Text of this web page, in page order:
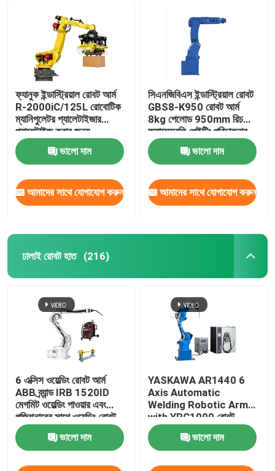
ফ্যানুক ইন্ডাস্ট্রিয়াল রোবট আর্ম
R-2000iC/125L রোবোটিক
ম্যানিপুলেটর প্যালেটাইজার
প্যালেটাইজ করার জন্য
ভালো দাম
আমাদের সাথে যোগাযোগ করুন
সিএনজিবিএস ইন্ডাস্ট্রিয়াল রোবট
GBS8-K950 রোবট আর্ম
8kg পেলোড 950mm রিচ
অ্যাসেম্বলি পেইন্টিং পরিচালনার
জন্য
ভালো দাম
আমাদের সাথে যোগাযোগ করুন
ঢালাই রোবট হাত (216)
6 এক্সিস ওয়েল্ডিং রোবট আর্ম
ABB ব্র্যান্ড IRB 1520ID
মেগমিট ওয়েল্ডিং পাওয়ার এবং
পজিশনারের সাথে ওয়েল্ডিং রোবট
ভালো দাম
YASKAWA AR1440 6
Axis Automatic
Welding Robotic Arm
with YRC1000 রোবট
কন্ট্রোলার আর্ক ওয়েল্ডিং রোবট
ভালো দাম